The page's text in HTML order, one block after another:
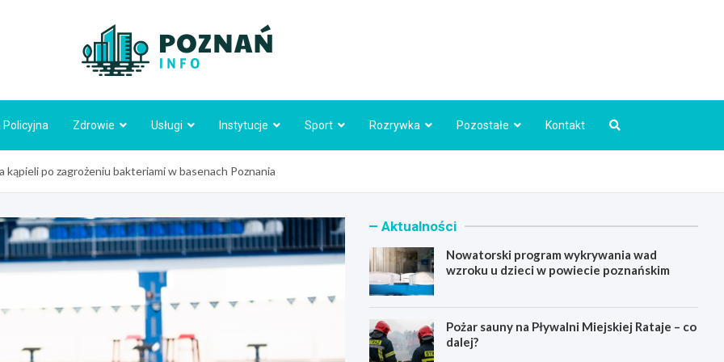
Policyjna Zdrowie Usługi Instytucje Sport Rozrywka Pozostałe Kontakt
po zagrożeniu bakteriami w basenach Poznania
Aktualności
Nowatorski program wykrywania wad
wzroku u dzieci w powiecie poznańskim
Pożar sauny na Pływalni Miejskiej Rataje – co
dalej?